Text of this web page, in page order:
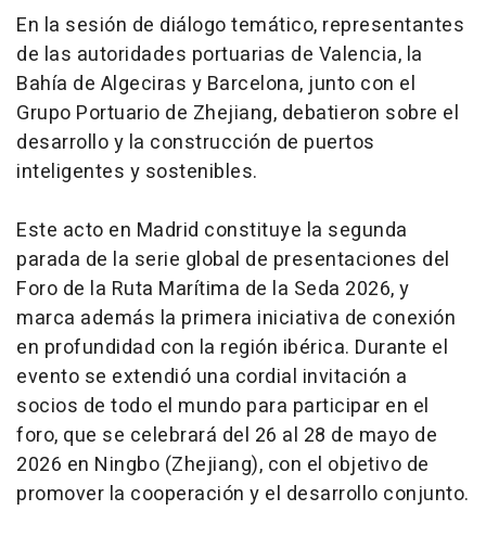
En la sesión de diálogo temático, representantes
de las autoridades portuarias de Valencia, la
Bahía de Algeciras y Barcelona, junto con el
Grupo Portuario de Zhejiang, debatieron sobre el
desarrollo y la construcción de puertos
inteligentes y sostenibles.
Este acto en Madrid constituye la segunda
parada de la serie global de presentaciones del
Foro de la Ruta Marítima de la Seda 2026, y
marca además la primera iniciativa de conexión
en profundidad con la región ibérica. Durante el
evento se extendió una cordial invitación a
socios de todo el mundo para participar en el
foro, que se celebrará del 26 al 28 de mayo de
2026 en Ningbo (Zhejiang), con el objetivo de
promover la cooperación y el desarrollo conjunto.